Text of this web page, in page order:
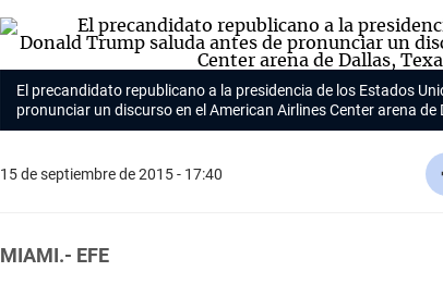
El precandidato republicano a la presidencia de los Estados
pronunciar un discurso en el American Airlines Center arena de
15 de septiembre de 2015 - 17:40
MIAMI.- EFE